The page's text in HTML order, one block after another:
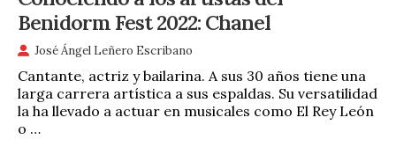
Benidorm Fest 2022: Chanel
José Ángel Leñero Escribano
Cantante, actriz y bailarina. A sus 30 años tiene una
larga carrera artística a sus espaldas. Su versatilidad
la ha llevado a actuar en musicales como El Rey León
o …